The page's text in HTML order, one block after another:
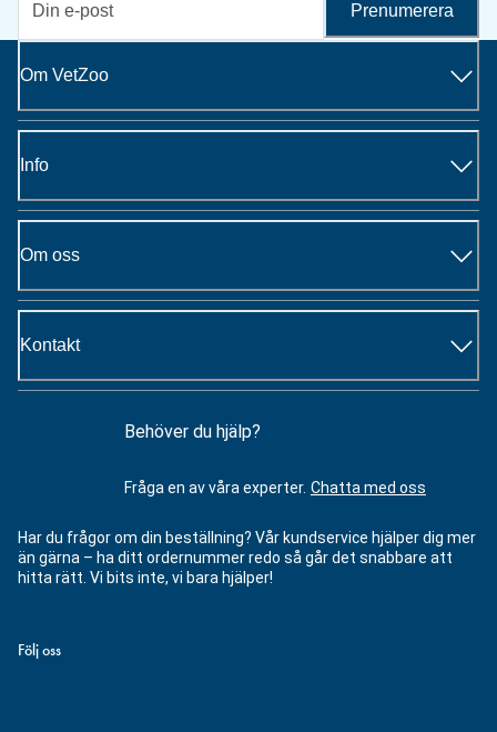
Prenumerera
Om VetZoo
Info
Om oss
Kontakt
Behöver du hjälp?
Fråga en av våra experter. Chatta med oss
Har du frågor om din beställning? Vår kundservice hjälper dig mer
än gärna – ha ditt ordernummer redo så går det snabbare att
hitta rätt. Vi bits inte, vi bara hjälper!
Följ oss